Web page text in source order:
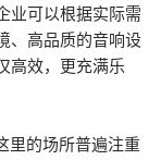
业可以根据实际需
、高品质的音响设
高效，更充满乐
里的场所普遍注重